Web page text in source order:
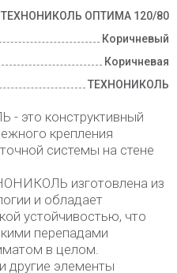
ТЕХНОНИКОЛЬ ОПТИМА 120/80
Коричневый
Коричневая
ТЕХНОНИКОЛЬ
это конструктивный
крепления
системы на стене
изготовлена из
и обладает
устойчивостью, что
перепадами
в целом.
элементы